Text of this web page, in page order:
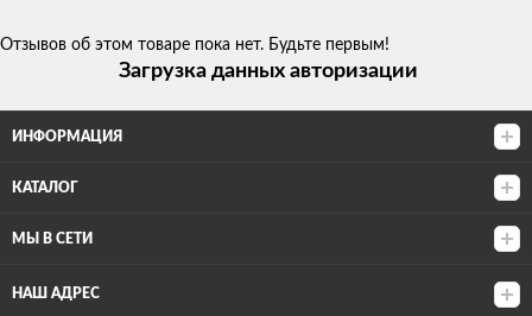
Отзывов об этом товаре пока нет. Будьте первым!
Загрузка данных авторизации
ИНФОРМАЦИЯ
КАТАЛОГ
МЫ В СЕТИ
НАШ АДРЕС